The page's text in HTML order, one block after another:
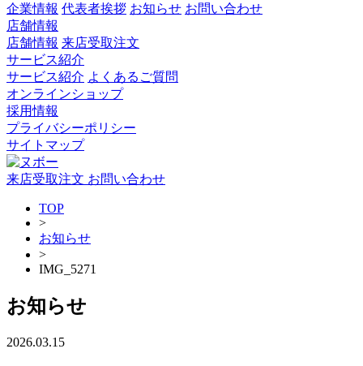
企業情報 代表者挨拶 お知らせ お問い合わせ
店舗情報
店舗情報 来店受取注文
サービス紹介
サービス紹介 よくあるご質問
オンラインショップ
採用情報
プライバシーポリシー
サイトマップ
来店受取注文 お問い合わせ
TOP
>
お知らせ
>
IMG_5271
お知らせ
2026.03.15